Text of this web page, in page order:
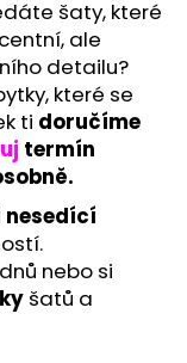
šaty, které
ale
detailu?
které se
ti doručíme
termín
nebo si
šatů a